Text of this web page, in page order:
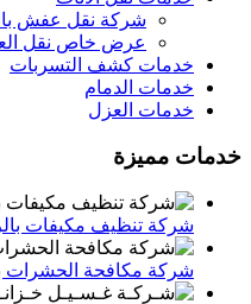
شركة نقل عفش
عرض خاص نقل
خدمات كشف التسربات
خدمات الدمام
خدمات العزل
خدمات مميزة
شركة تنظيف مكيفات بالرياض 10 ريال غسيل المكيف0539205789 تنظيف الوحدات
شركة مكافحة الحشرات بالرياض 0539205789 خصم 40% الصفوة ستارز